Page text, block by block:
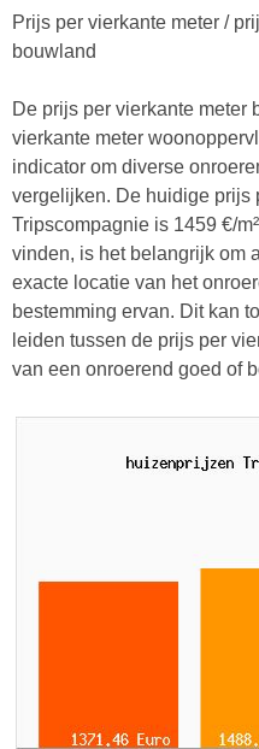
Prijs per vierkante meter /
bouwland
De prijs per vierkante meter
vierkante meter
indicator om diverse
vergelijken. De huidige prijs
Tripscompagnie is 1459 €/
vinden, is het belangrijk om
exacte locatie van het
bestemming ervan. Dit kan
leiden tussen de prijs per
van een onroerend goed of